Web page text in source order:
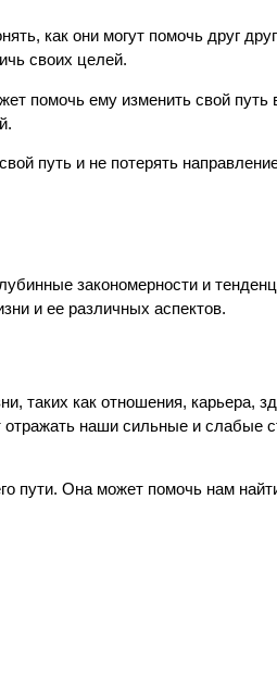
как они могут помочь друг
своих целей.
помочь ему изменить свой
путь и не потерять
закономерности и
и ее различных аспектов.
таких как отношения, карьера,
наши сильные и слабые
пути. Она может помочь нам